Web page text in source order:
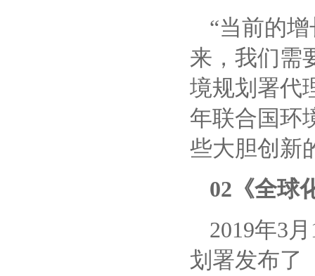
“当前的
来，我们需
境规划署代
年联合国环
些大胆创新
02《全球
2019年3
划署发布了